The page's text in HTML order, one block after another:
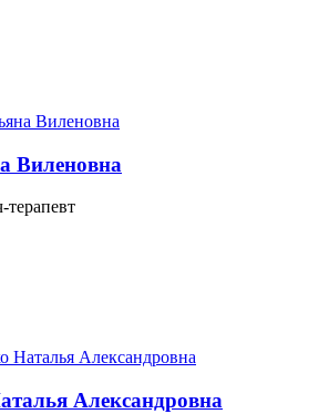
Виленовна
терапевт
Александровна